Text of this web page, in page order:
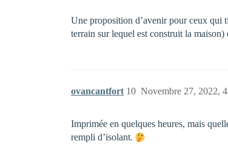
Une proposition d’avenir pour ceux qui
terrain sur lequel est construit la
ovancantfort Novembre 27, 2022,
10
Imprimée en quelques heures, mais
rempli d’isolant.